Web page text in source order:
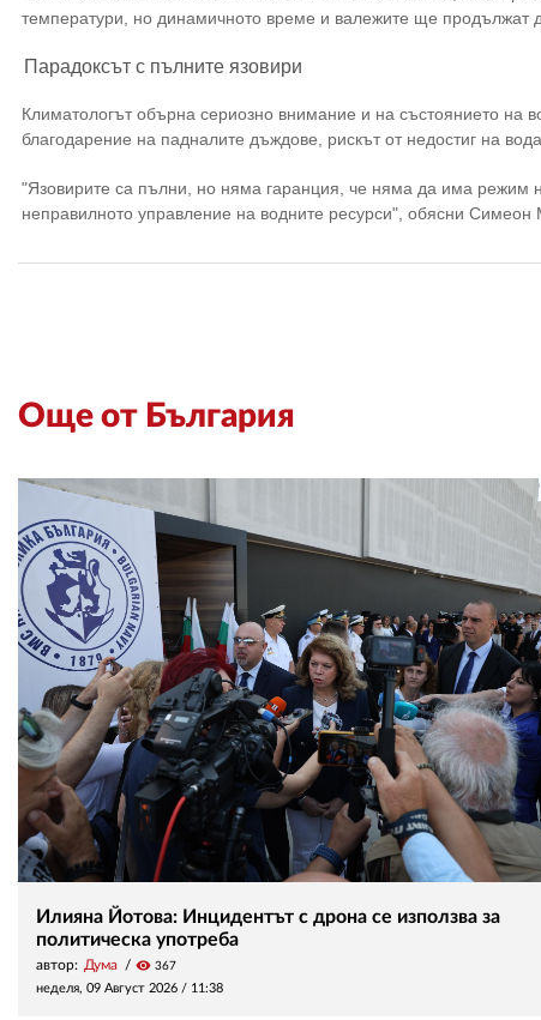
температури, но динамичното време и валежите ще продължат
Парадоксът с пълните язовири
Климатологът обърна сериозно внимание и на състоянието на
благодарение на падналите дъждове, рискът от недостиг на
"Язовирите са пълни, но няма гаранция, че няма да има режим
неправилното управление на водните ресурси", обясни Симеон
Още от България
Илияна Йотова: Инцидентът с дрона се използва за
политическа употреба
автор: Дума visibility 367
неделя, 09 Август 2026 / 11:38